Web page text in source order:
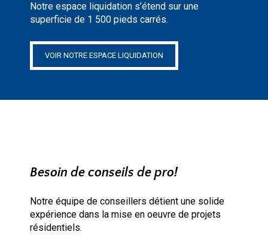
Notre espace liquidation s’étend sur une
superficie de 1 500 pieds carrés.
VOIR NOTRE ESPACE LIQUIDATION
Besoin de conseils de pro!
Notre équipe de conseillers détient une solide
expérience dans la mise en oeuvre de projets
résidentiels.